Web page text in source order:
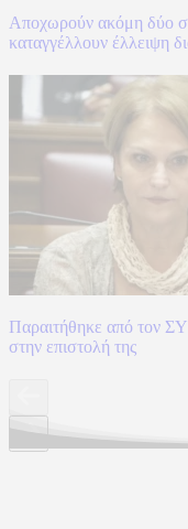
Αποχωρούν ακόμη δύο
καταγγέλλουν έλλειψη
Παραιτήθηκε από τον
στην επιστολή της